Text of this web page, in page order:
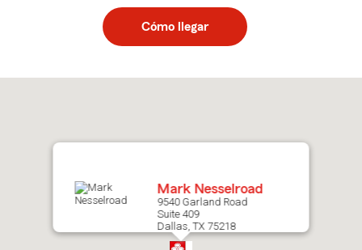
Cómo llegar
to
Mark Nesselroad
9540 Garland Road
Suite 409
Dallas, TX 75218